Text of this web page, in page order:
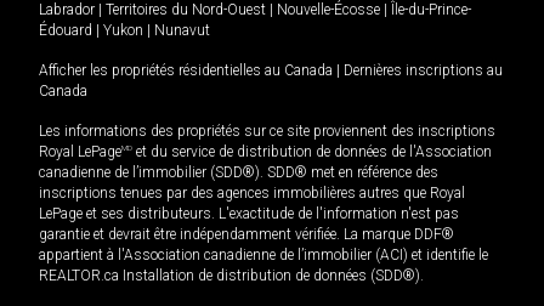
Labrador
Territoires du Nord-Ouest Nouvelle-Écosse
Île-du-Prince-
Édouard
Yukon Nunavut
Afficher les propriétés résidentielles au Canada
Dernières inscriptions au
Canada
Les informations des propriétés sur ce site proviennent des inscriptions
Royal LePageMD et du service de distribution de données de l'Association
canadienne de l’immobilier (SDD®). SDD® met en référence des
inscriptions tenues par des agences immobilières autres que Royal
LePage et ses distributeurs. L'exactitude de l'information n'est pas
garantie et devrait être indépendamment vérifiée. La marque DDF®
appartient à l'Association canadienne de l’immobilier (ACI) et identifie le
REALTOR.ca Installation de distribution de données (SDD®).